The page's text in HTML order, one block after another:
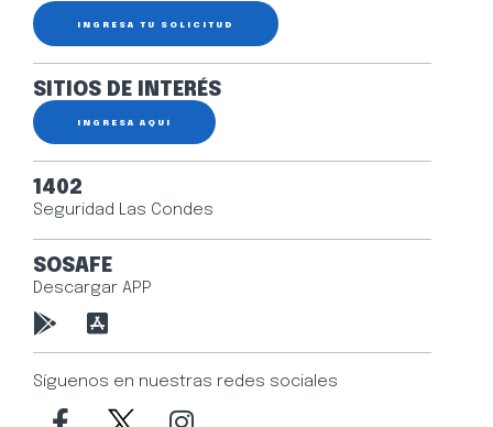
INGRESA TU SOLICITUD
SITIOS DE INTERÉS
INGRESA AQUÍ
1402
Seguridad Las Condes
SOSAFE
Descargar APP
Síguenos en nuestras redes sociales